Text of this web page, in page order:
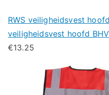
RWS veiligheidsvest
veiligheidsvest hoofd
€13.25